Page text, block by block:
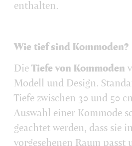
enthalten.
Wie tief sind Kommoden?
Die Tiefe von Kommoden
Modell und Design.
Tiefe zwischen 30 und 50
Auswahl einer Kommode
geachtet werden, dass sie
vorgesehenen Raum passt